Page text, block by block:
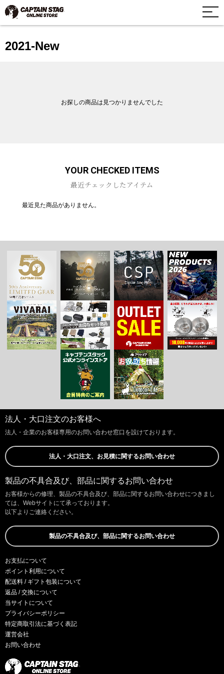
2021-New
お探しの商品は見つかりませんでした
YOUR CHECKED ITEMS
最近チェックしたアイテム
最近見た商品がありません。
法人・大口注文のお客様へ
法人・企業のお客様専用のお問い合わせ窓口を設けております。
法人・大口注文、お見積に関するお問い合わせ
製品の不具合及び、部品に関するお問い合わせ
お客様からの修理、製品の不具合及び、部品に関するお問い合わせにつきまし
ては、Webサイトにて承っております。
以下よりご連絡ください。
製品の不具合及び、部品に関するお問い合わせ
お支払について
ポイント利用について
配送料 / ギフト包装について
返品 / 交換について
当サイトについて
プライバシーポリシー
特定商取引法に基づく表記
運営会社
お問い合わせ